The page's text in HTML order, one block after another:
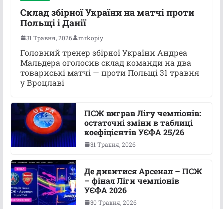
Склад збірної України на матчі проти
Польщі і Данії
31 Травня, 2026 mrkopiy
Головний тренер збірної України Андреа
Мальдера оголосив склад команди на два
товариські матчі — проти Польщі 31 травня
у Вроцлаві
ПСЖ виграв Лігу чемпіонів:
остаточні зміни в таблиці
коефіцієнтів УЄФА 25/26
31 Травня, 2026
Де дивитися Арсенал – ПСЖ
– фінал Ліги чемпіонів
УЄФА 2026
30 Травня, 2026